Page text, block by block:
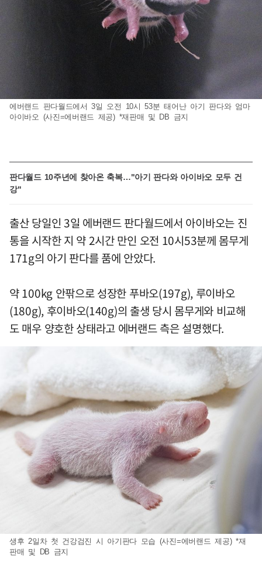
에버랜드 판다월드에서 3일 오전 10시 53분 태어난 아기 판다와 엄마
아이바오 (사진=에버랜드 제공) *재판매 및 DB 금지
판다월드 10주년에 찾아온 축복…"아기 판다와 아이바오 모두 건
강"
출산 당일인 3일 에버랜드 판다월드에서 아이바오는 진
통을 시작한 지 약 2시간 만인 오전 10시53분께 몸무게
171g의 아기 판다를 품에 안았다.
약 100kg 안팎으로 성장한 푸바오(197g), 루이바오
(180g), 후이바오(140g)의 출생 당시 몸무게와 비교해
도 매우 양호한 상태라고 에버랜드 측은 설명했다.
생후 2일차 첫 건강검진 시 아기판다 모습 (사진=에버랜드 제공) *재
판매 및 DB 금지